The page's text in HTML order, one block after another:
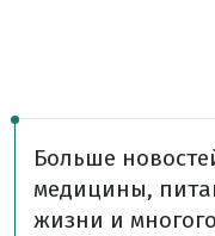
Больше
медицины,
жизни и